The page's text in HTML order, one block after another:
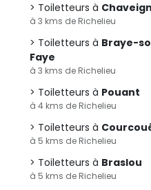
Toiletteurs à
à 3 kms de Richelieu
Toiletteurs à Braye-
Faye
à 3 kms de Richelieu
Toiletteurs à Pouant
à 4 kms de Richelieu
Toiletteurs à
à 5 kms de Richelieu
Toiletteurs à Braslou
à 5 kms de Richelieu